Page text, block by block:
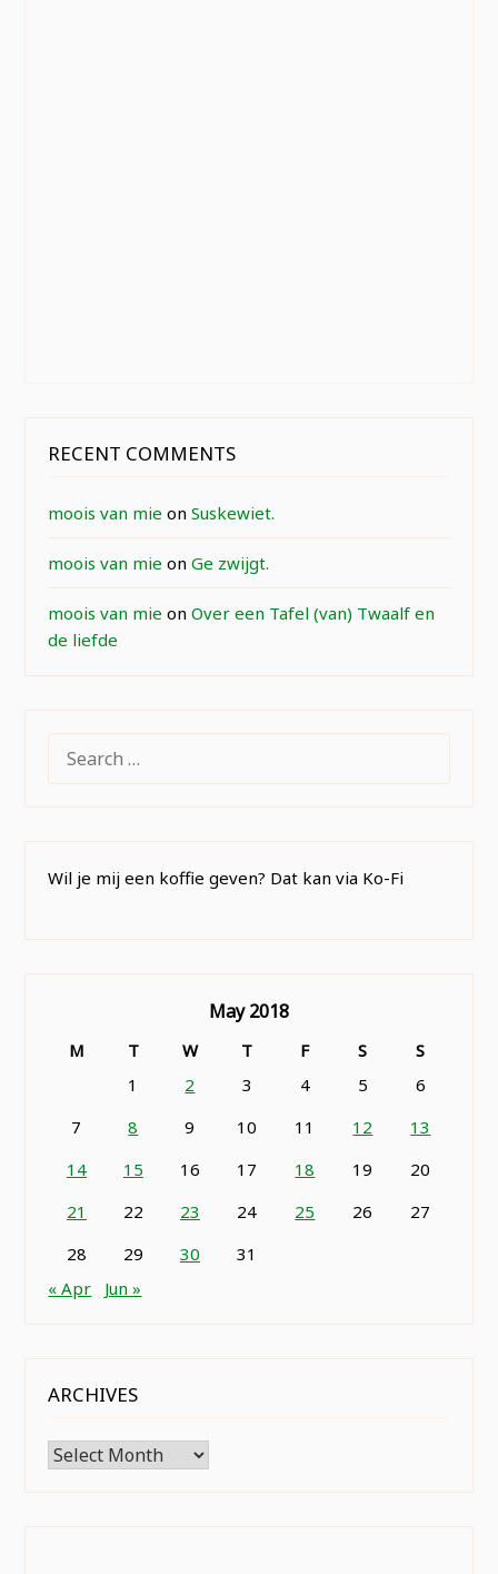
RECENT COMMENTS
moois van mie onSuskewiet.
moois van mie onGe zwijgt.
moois van mie onOver een Tafel (van) Twaalf en
de liefde
FOR:
Wil je mij een koffie geven? Dat kan via Ko-Fi
May 2018
M T W T F S
S
1
2 3 4 5
6
7
8 9 10 11 12
13
14
15 16 17 18 19
20
21
22 23 24 25 26
27
28
29 30
31
« Apr
Jun »
ARCHIVES
Archives